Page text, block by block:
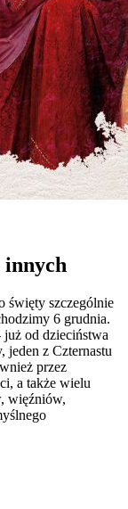
innych
święty szczególnie
6 grudnia.
od dzieciństwa
jeden z Czternastu
przez
a także wielu
więźniów,